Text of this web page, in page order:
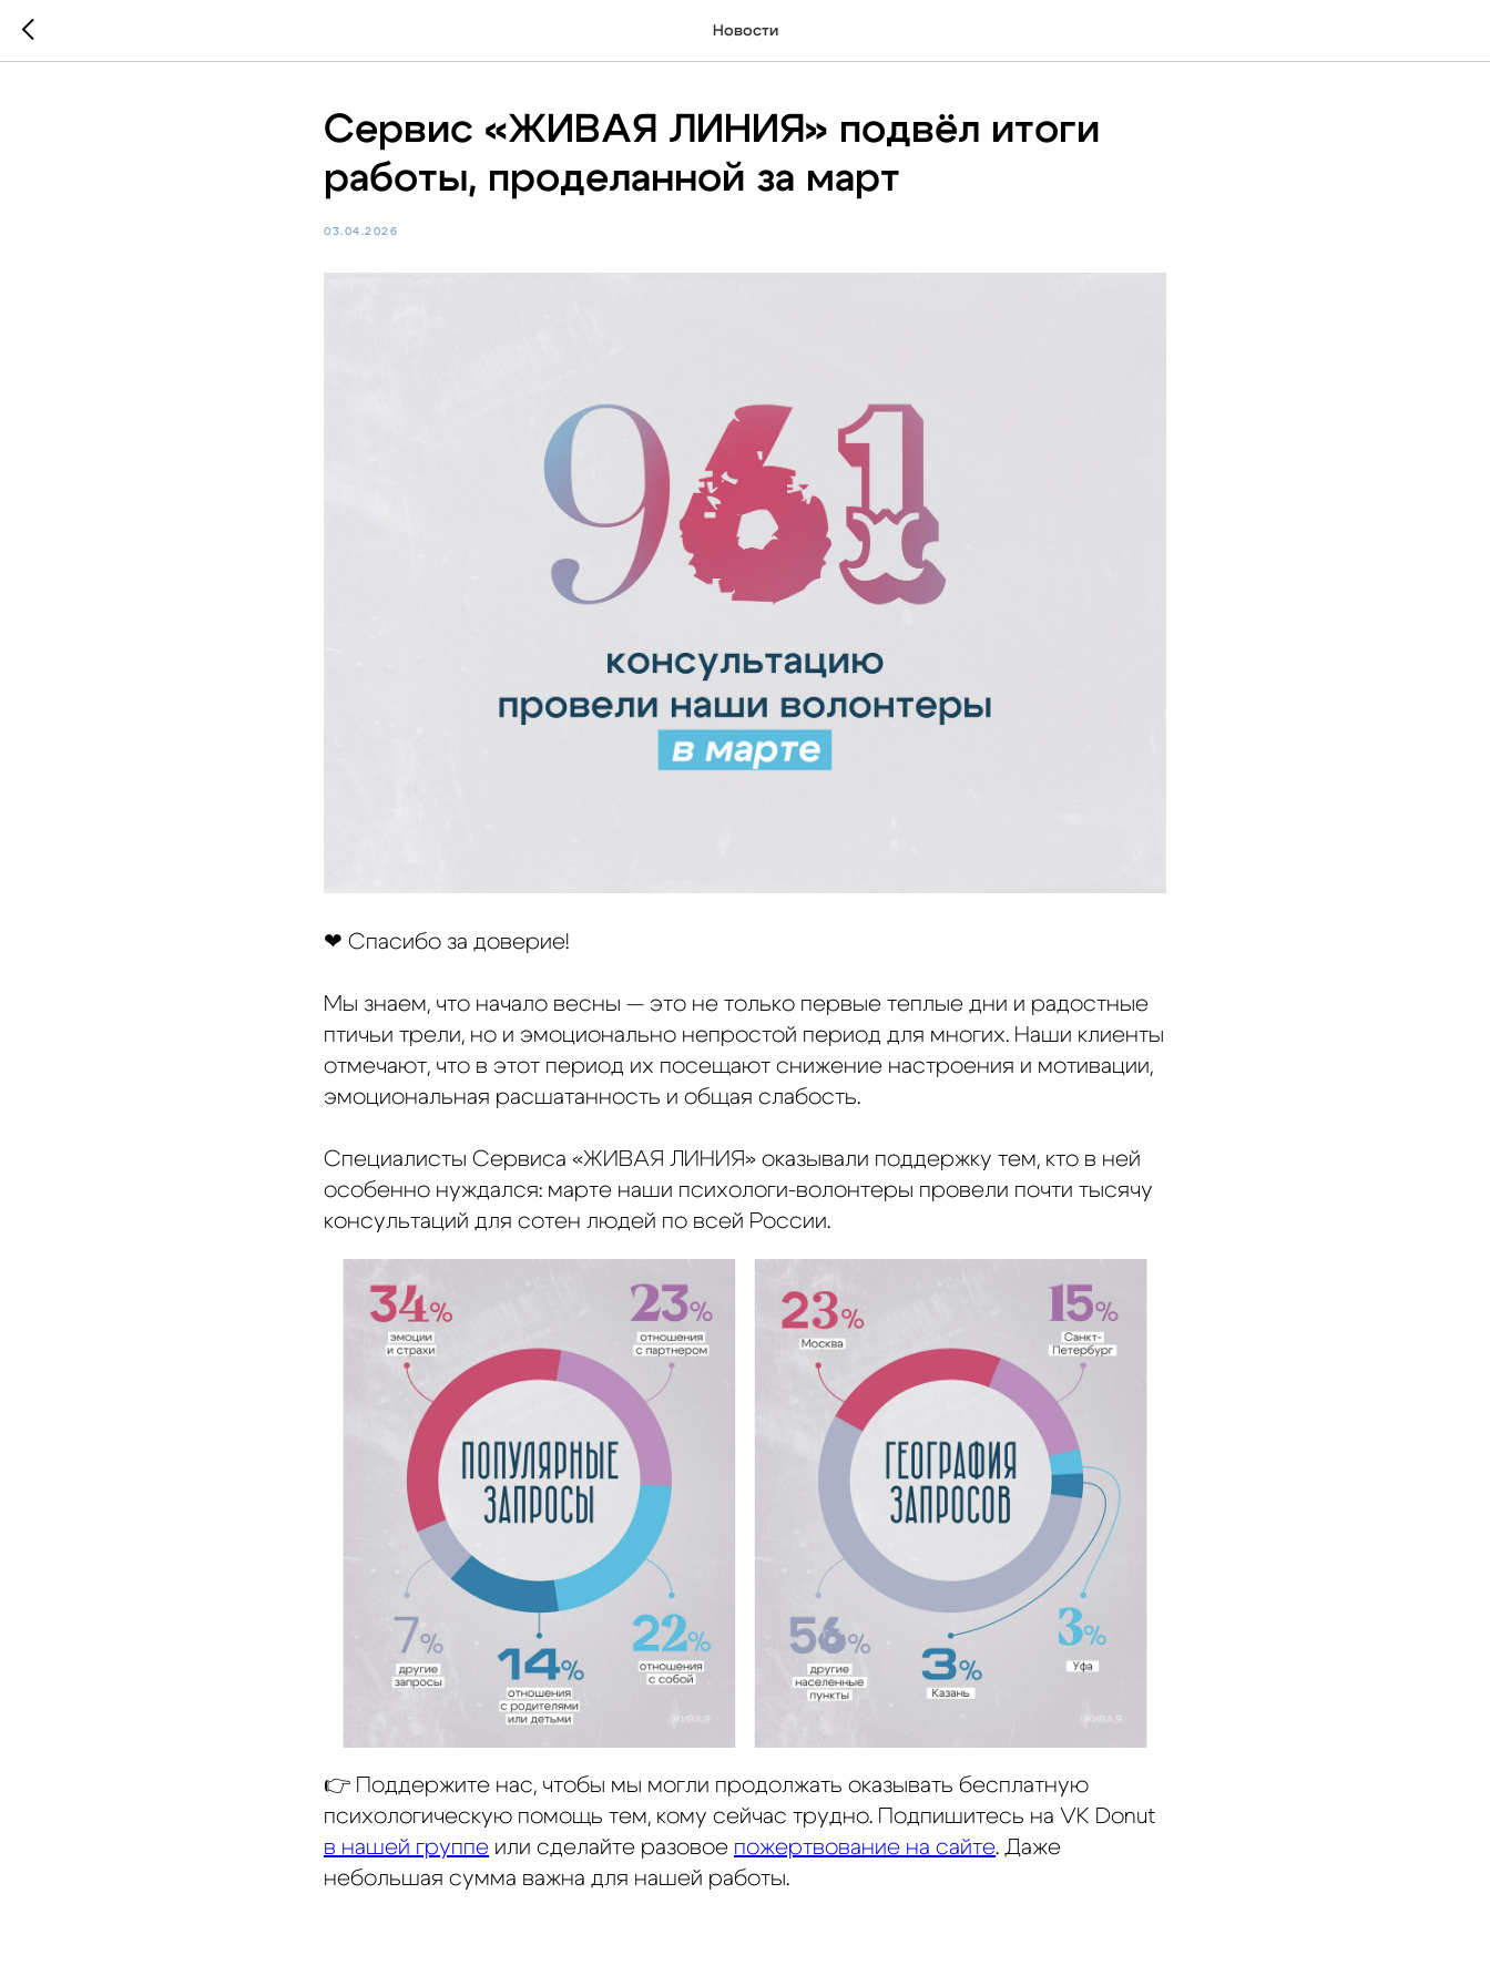
Новости
Сервис «ЖИВАЯ ЛИНИЯ» подвёл итоги
работы, проделанной за март
03.04.2026
❤ Спасибо за доверие!
Мы знаем, что начало весны — это не только первые теплые дни и радостные
птичьи трели, но и эмоционально непростой период для многих. Наши клиенты
отмечают, что в этот период их посещают снижение настроения и мотивации,
эмоциональная расшатанность и общая слабость.
Специалисты Сервиса «ЖИВАЯ ЛИНИЯ» оказывали поддержку тем, кто в ней
особенно нуждался: марте наши психологи-волонтеры провели почти тысячу
консультаций для сотен людей по всей России.
👉 Поддержите нас, чтобы мы могли продолжать оказывать бесплатную
психологическую помощь тем, кому сейчас трудно. Подпишитесь на VK Donut
в нашей группе или сделайте разовое пожертвование на сайте. Даже
небольшая сумма важна для нашей работы.